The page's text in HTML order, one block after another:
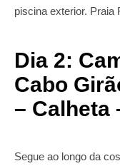
piscina exterior. Praia
Dia 2:
Cabo
– Calheta
Segue ao longo da